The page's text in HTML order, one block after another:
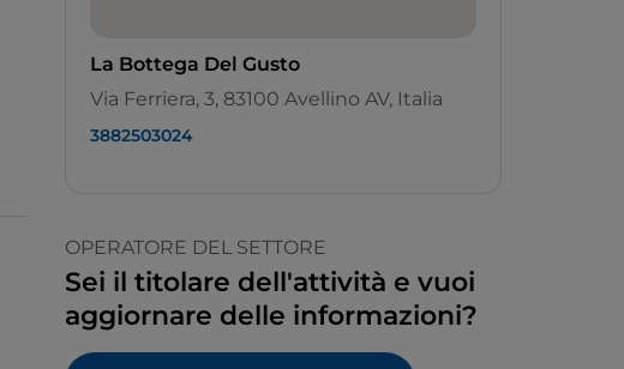
La Bottega Del Gusto
Via Ferriera, 3, 83100 Avellino AV, Italia
3882503024
OPERATORE DEL SETTORE
Sei il titolare dell'attività e vuoi
aggiornare delle informazioni?